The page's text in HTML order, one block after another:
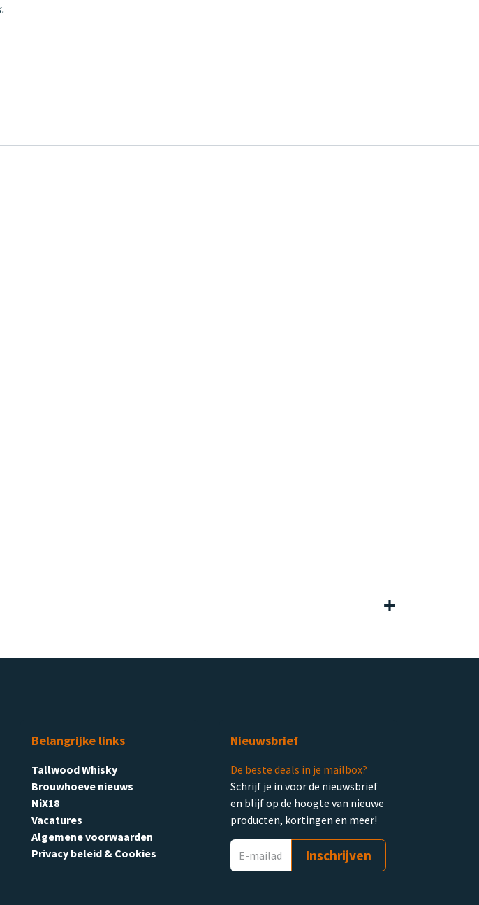
Belangrijke links
Tallwood Whisky
Brouwhoeve nieuws
NiX18
Vacatures
Algemene voorwaarden
Privacy beleid & Cookies
Nieuwsbrief
De beste deals in je mailbox?
Schrijf je in voor de nieuwsbrief
en blijf op de hoogte van nieuwe
producten, kortingen en meer!
Inschrijven